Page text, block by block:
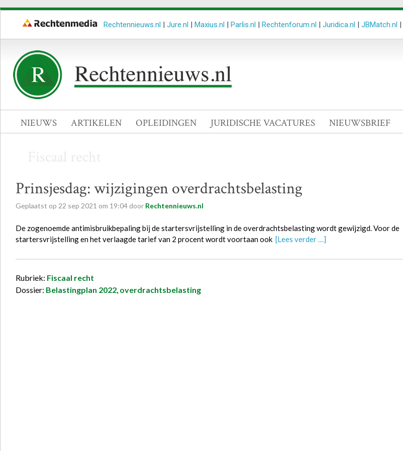
Rechtennieuws.nl | Jure.nl | Maxius.nl | Parlis.nl | Rechtenforum.nl | Juridica.nl | JBMatch.nl |
NIEUWS ARTIKELEN OPLEIDINGEN JURIDISCHE VACATURES NIEUWSBRIEF
Prinsjesdag: wijzigingen overdrachtsbelasting
Geplaatst op 22 sep 2021 om 19:04 door Rechtennieuws.nl
De zogenoemde antimisbruikbepaling bij de startersvrijstelling in de overdrachtsbelasting wordt gewijzigd. Voor de
startersvrijstelling en het verlaagde tarief van 2 procent wordt voortaan ook [Lees verder …]
Rubriek: Fiscaal recht
Dossier: Belastingplan 2022, overdrachtsbelasting